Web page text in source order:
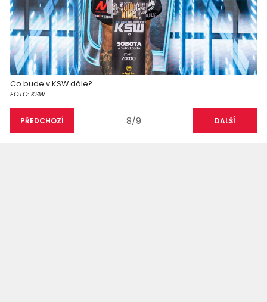
Co bude v KSW dále?
FOTO: KSW
PŘEDCHOZÍ 8/9 DALŠÍ